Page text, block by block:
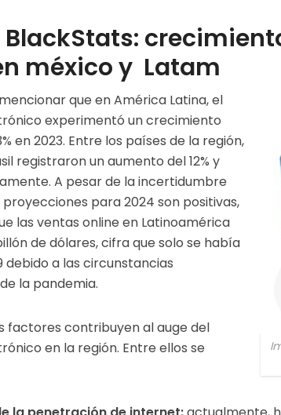
BlackStats:
méxico y Latam
que en América Latina, el
experimentó un crecimiento
en 2023. Entre los países de la región,
registraron un aumento del 12% y
A pesar de la incertidumbre
para 2024 son positivas,
las ventas online en Latinoamérica
de dólares, cifra que solo se había
debido a las circunstancias
la pandemia.
factores contribuyen al auge del
en la región. Entre ellos se